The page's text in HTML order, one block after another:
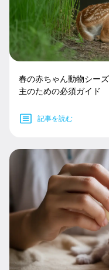
春の赤ちゃん動物シー
主のための必須ガイド
記事を読む